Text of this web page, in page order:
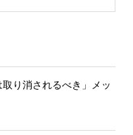
り消されるべき」メッ